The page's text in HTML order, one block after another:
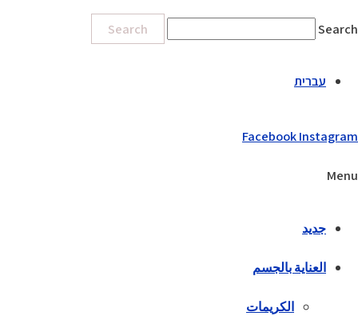
Search
Search
עברית
FacebookInstagram
Menu
جديد
العناية بالجسم
الكريمات